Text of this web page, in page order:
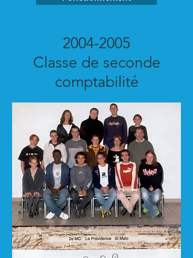
2004-2005
Classe de seconde
comptabilité